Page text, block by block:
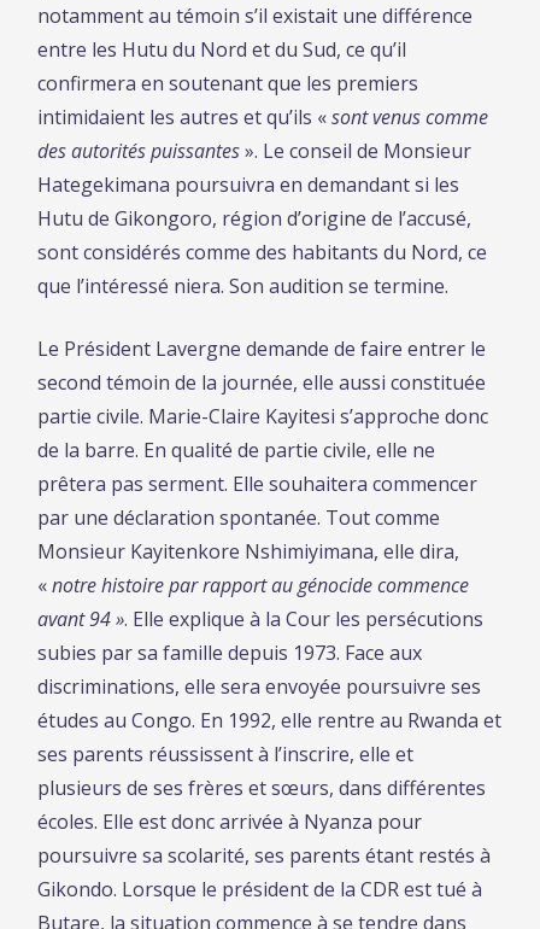
notamment au témoin s’il existait une différence
entre les Hutu du Nord et du Sud, ce qu’il
confirmera en soutenant que les premiers
intimidaient les autres et qu’ils «sont venus comme
des autorités puissantes». Le conseil de Monsieur
Hategekimana poursuivra en demandant si les
Hutu de Gikongoro, région d’origine de l’accusé,
sont considérés comme des habitants du Nord, ce
que l’intéressé niera. Son audition se termine.
Le Président Lavergne demande de faire entrer le
second témoin de la journée, elle aussi constituée
partie civile. Marie-Claire Kayitesi s’approche donc
de la barre. En qualité de partie civile, elle ne
prêtera pas serment. Elle souhaitera commencer
par une déclaration spontanée. Tout comme
Monsieur Kayitenkore Nshimiyimana, elle dira,
«notre histoire par rapport au génocide commence
avant 94 ». Elle explique à la Cour les persécutions
subies par sa famille depuis 1973. Face aux
discriminations, elle sera envoyée poursuivre ses
études au Congo. En 1992, elle rentre au Rwanda et
ses parents réussissent à l’inscrire, elle et
plusieurs de ses frères et sœurs, dans différentes
écoles. Elle est donc arrivée à Nyanza pour
poursuivre sa scolarité, ses parents étant restés à
Gikondo. Lorsque le président de la CDR est tué à
Butare, la situation commence à se tendre dans